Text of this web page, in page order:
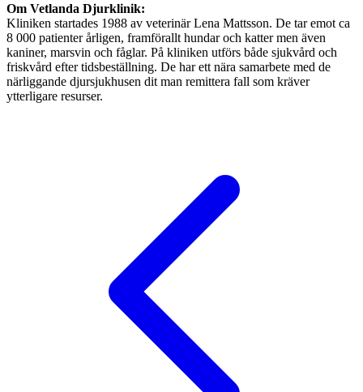
Om Vetlanda Djurklinik:
Kliniken startades 1988 av veterinär Lena Mattsson. De tar emot ca
8 000 patienter årligen, framförallt hundar och katter men även
kaniner, marsvin och fåglar. På kliniken utförs både sjukvård och
friskvård efter tidsbeställning. De har ett nära samarbete med de
närliggande djursjukhusen dit man remittera fall som kräver
ytterligare resurser.